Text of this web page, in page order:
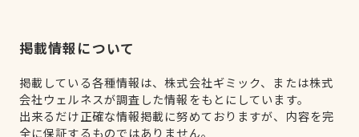
掲載情報について
掲載している各種情報は、株式会社ギミック、または株式
会社ウェルネスが調査した情報をもとにしています。
出来るだけ正確な情報掲載に努めておりますが、内容を完
全に保証するものではありません。